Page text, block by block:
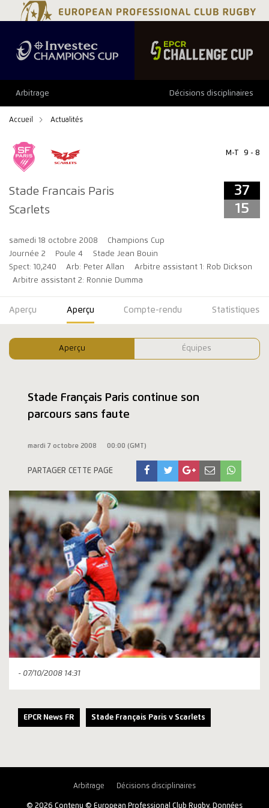
Arbitrage Décisions disciplinaires
Accueil Actualités
Stade Francais Paris
Scarlets
M-T 9 - 8
37
15
samedi 18 octobre 2008
Champions Cup
Journée 2
Poule 4
Stade Jean Bouin
Spect: 10,240
Arb: Peter Allan
Arbitre assistant 1: Rob Dickson
Arbitre assistant 2: Ronnie Dumma
37 15
Aperçu Aperçu Compte-rendu Statistiques
Aperçu Équipes
Stade Français Paris continue son
parcours sans faute
mardi 7 octobre 2008 00:00 (GMT)
PARTAGER CETTE PAGE
- 07/10/2008 14:31
EPCR News FR Stade Français Paris v Scarlets
Arbitrage Décisions disciplinaires
© 2026 Contenu © European Professional Club Rugby, Données